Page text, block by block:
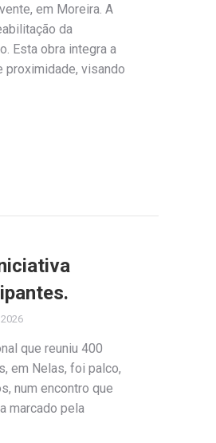
em Moreira. A
da
Esta obra integra a
proximidade, visando
que reuniu 400
em Nelas, foi palco,
num encontro que
marcado pela